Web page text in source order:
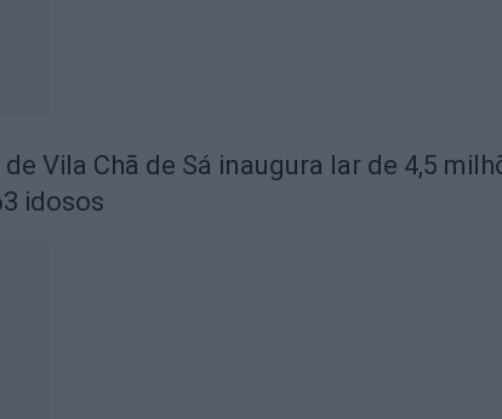
Vila Chã de Sá inaugura lar de 4,5
idosos